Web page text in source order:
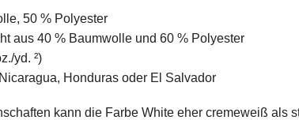
50 % Polyester
aus 40 % Baumwolle und 60 % Polyester
yd. ²)
Honduras oder El Salvador
kann die Farbe White eher cremeweiß als